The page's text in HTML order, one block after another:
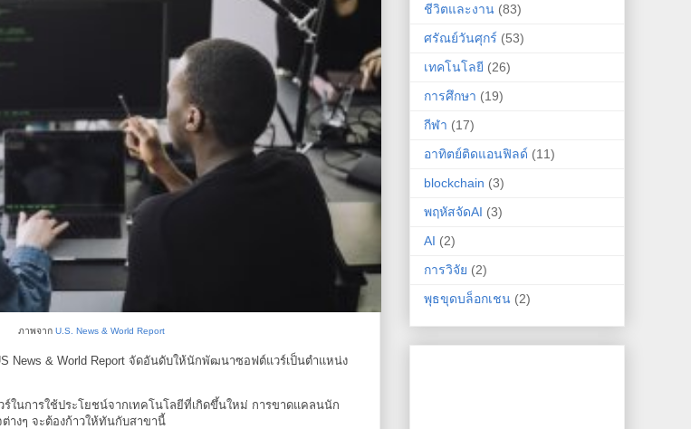
ภาพจาก U.S. News & World Report
News & World Report จัดอันดับให้นักพัฒนาซอฟต์แวร์เป็นตำแหน่ง
ในการใช้ประโยชน์จากเทคโนโลยีที่เกิดขึ้นใหม่ การขาดแคลนนัก
างๆ จะต้องก้าวให้ทันกับสาขานี้
ชีวิตและงาน (83)
ศรัณย์วันศุกร์ (53)
เทคโนโลยี (26)
การศึกษา (19)
กีฬา (17)
อาทิตย์ติดแอนฟิลด์ (11)
blockchain (3)
พฤหัสจัดAI (3)
AI (2)
การวิจัย (2)
พุธขุดบล็อกเชน (2)